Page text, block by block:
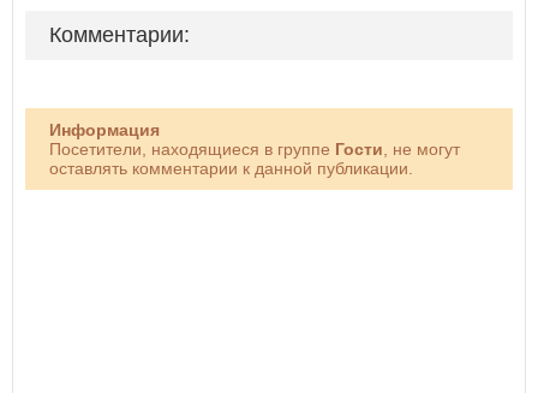
Комментарии:
Информация
Посетители, находящиеся в группе Гости , не могут
оставлять комментарии к данной публикации.